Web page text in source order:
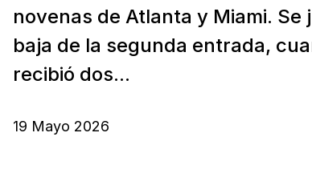
novenas de Atlanta y Miami. Se
baja de la segunda entrada,
recibió dos...
19 Mayo 2026